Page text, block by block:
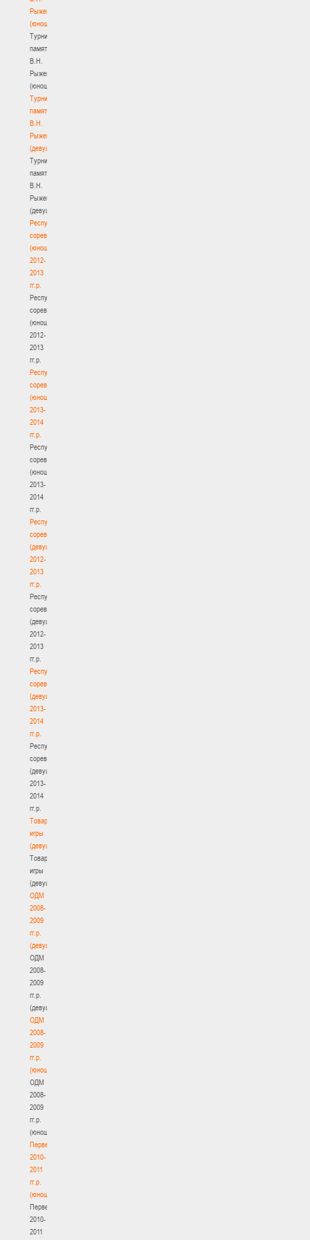
Рыженкова
(юноши)
Турнир
памяти
В.Н.
Рыженкова
(юноши)
Турнир
памяти
В.Н.
Рыженкова
(девушки)
Турнир
памяти
В.Н.
Рыженкова
(девушки)
Республиканские
соревнования
(юноши)
2012-
2013
гг.р.
Республиканские
соревнования
(юноши)
2012-
2013
гг.р.
Республиканские
соревнования
(юноши)
2013-
2014
гг.р.
Республиканские
соревнования
(юноши)
2013-
2014
гг.р.
Республиканские
соревнования
(девушки)
2012-
2013
гг.р.
Республиканские
соревнования
(девушки)
2012-
2013
гг.р.
Республиканские
соревнования
(девушки)
2013-
2014
гг.р.
Республиканские
соревнования
(девушки)
2013-
2014
гг.р.
Товарищеские
игры
(девушки)
Товарищеские
игры
(девушки)
ОДМ
2008-
2009
гг.р.
(девушки)
ОДМ
2008-
2009
гг.р.
(девушки)
ОДМ
2008-
2009
гг.р.
(юноши)
ОДМ
2008-
2009
гг.р.
(юноши)
Первенство
2010-
2011
гг.р.
(юноши)
Первенство
2010-
2011